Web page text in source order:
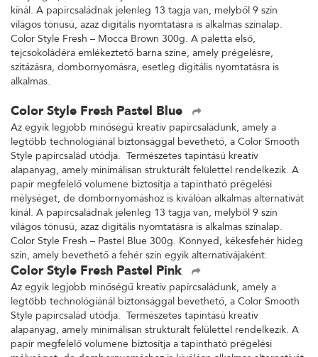
kínál. A papírcsaládnak jelenleg 13 tagja van, melyből 9 szín
világos tónusú, azaz digitális nyomtatásra is alkalmas színalap.
Color Style Fresh – Mocca Brown 300g. A paletta első,
tejcsokoládéra emlékeztető barna színe, amely prégelésre,
szitázásra, dombornyomásra, esetleg digitális nyomtatásra is
alkalmas.
Color Style Fresh Pastel Blue
Az egyik legjobb minőségű kreatív papírcsaládunk, amely a
legtöbb technológiánál biztonsággal bevethető, a Color Smooth
Style papírcsalád utódja. Természetes tapintású kreatív
alapanyag, amely minimálisan strukturált felülettel rendelkezik. A
papír megfelelő volumene biztosítja a tapintható prégelési
mélységet, de dombornyomáshoz is kiválóan alkalmas alternatívát
kínál. A papírcsaládnak jelenleg 13 tagja van, melyből 9 szín
világos tónusú, azaz digitális nyomtatásra is alkalmas színalap.
Color Style Fresh – Pastel Blue 300g. Könnyed, kékesfehér hideg
szín, amely bevethető a fehér szín egyik alternatívájaként.
Color Style Fresh Pastel Pink
Az egyik legjobb minőségű kreatív papírcsaládunk, amely a
legtöbb technológiánál biztonsággal bevethető, a Color Smooth
Style papírcsalád utódja. Természetes tapintású kreatív
alapanyag, amely minimálisan strukturált felülettel rendelkezik. A
papír megfelelő volumene biztosítja a tapintható prégelési